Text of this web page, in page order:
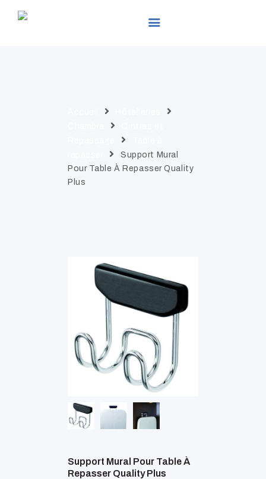
PRODUITS
ACTUALITÉS
GALLERIES
Support Mural
Pour Table À Repasser Quality
Plus
Support Mural Pour Table À
Repasser Quality Plus